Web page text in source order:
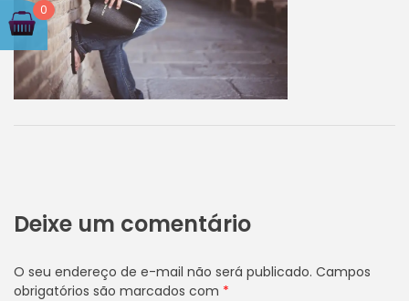
Deixe um comentário
O seu endereço de e-mail não será publicado. Campos
obrigatórios são marcados com *
0